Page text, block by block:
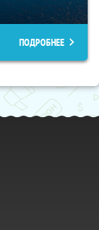
ПОДРОБНЕЕ